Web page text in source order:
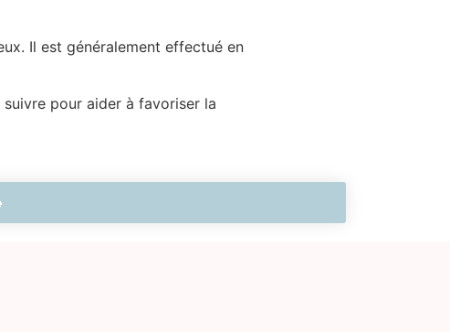
Il est généralement effectué en
pour aider à favoriser la